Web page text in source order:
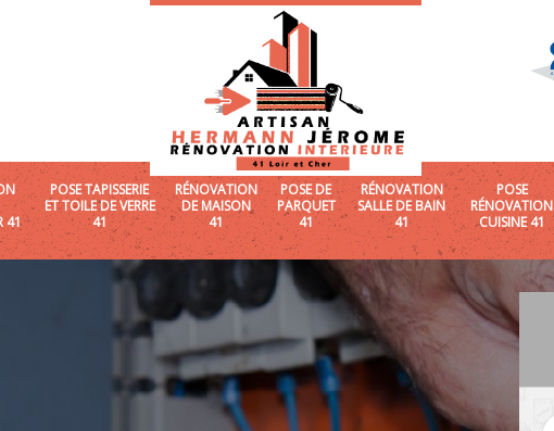
41
POSE TAPISSERIE
ET TOILE DE VERRE
41
RÉNOVATION
DE MAISON
41
POSE DE
PARQUET
41
RÉNOVATION
SALLE DE BAIN
41
POSE
RÉNOVATION
CUISINE 41